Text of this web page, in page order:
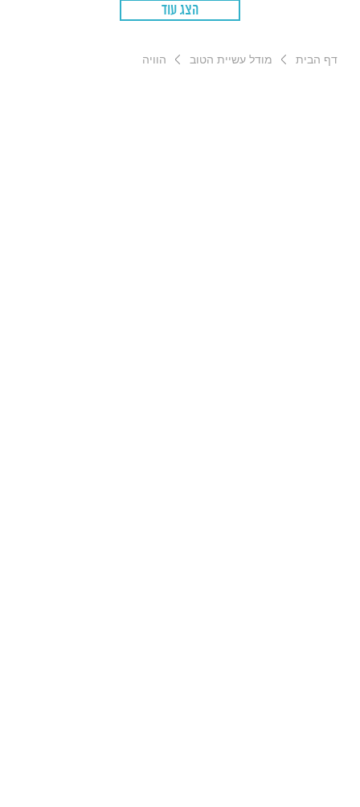
הצג עוד
דף הבית מודל עשיית הטוב הוויה